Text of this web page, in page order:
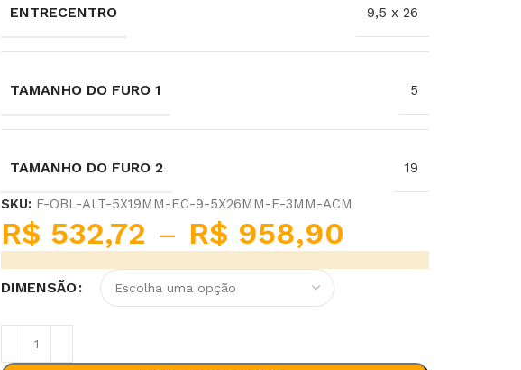
ENTRECENTRO 9,5 x 26
TAMANHO DO FURO 1 5
TAMANHO DO FURO 2 19
SKU: F-OBL-ALT-5X19MM-EC-9-5X26MM-E-3MM-ACM
R$ 532,72 – R$ 958,90
DIMENSÃO